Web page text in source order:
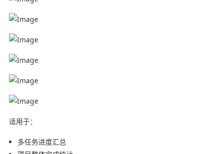
适用于：
多任务进度汇总